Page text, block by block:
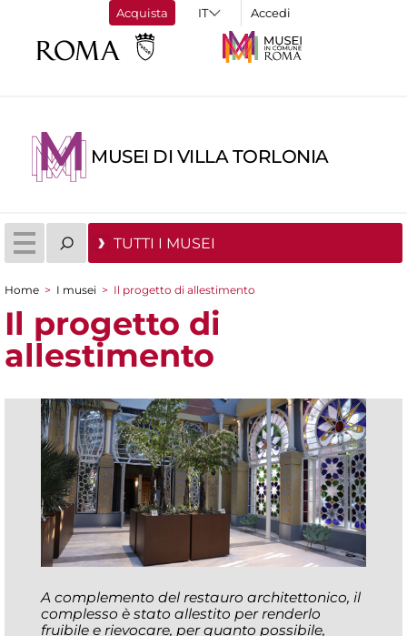
Acquista Accedi
MUSEI DI VILLA TORLONIA
TUTTI I MUSEI
Tu sei qui
Home > I musei > Il progetto di allestimento
Il progetto di
allestimento
A complemento del restauro architettonico, il
complesso è stato allestito per renderlo
fruibile e rievocare, per quanto possibile,